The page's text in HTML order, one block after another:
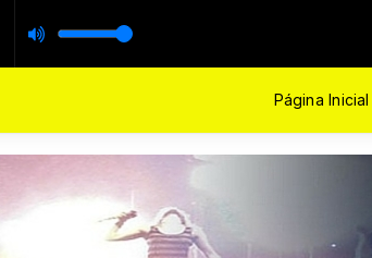
Estação Paraíso com Denir Deré
Página Inicial